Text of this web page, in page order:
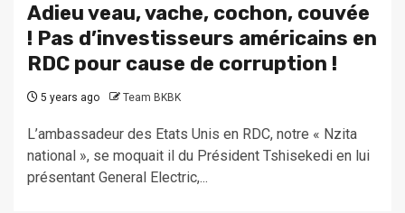
Adieu veau, vache, cochon, couvée
! Pas d’investisseurs américains en
RDC pour cause de corruption !
5 years ago Team BKBK
L’ambassadeur des Etats Unis en RDC, notre « Nzita
national », se moquait il du Président Tshisekedi en lui
présentant General Electric,...